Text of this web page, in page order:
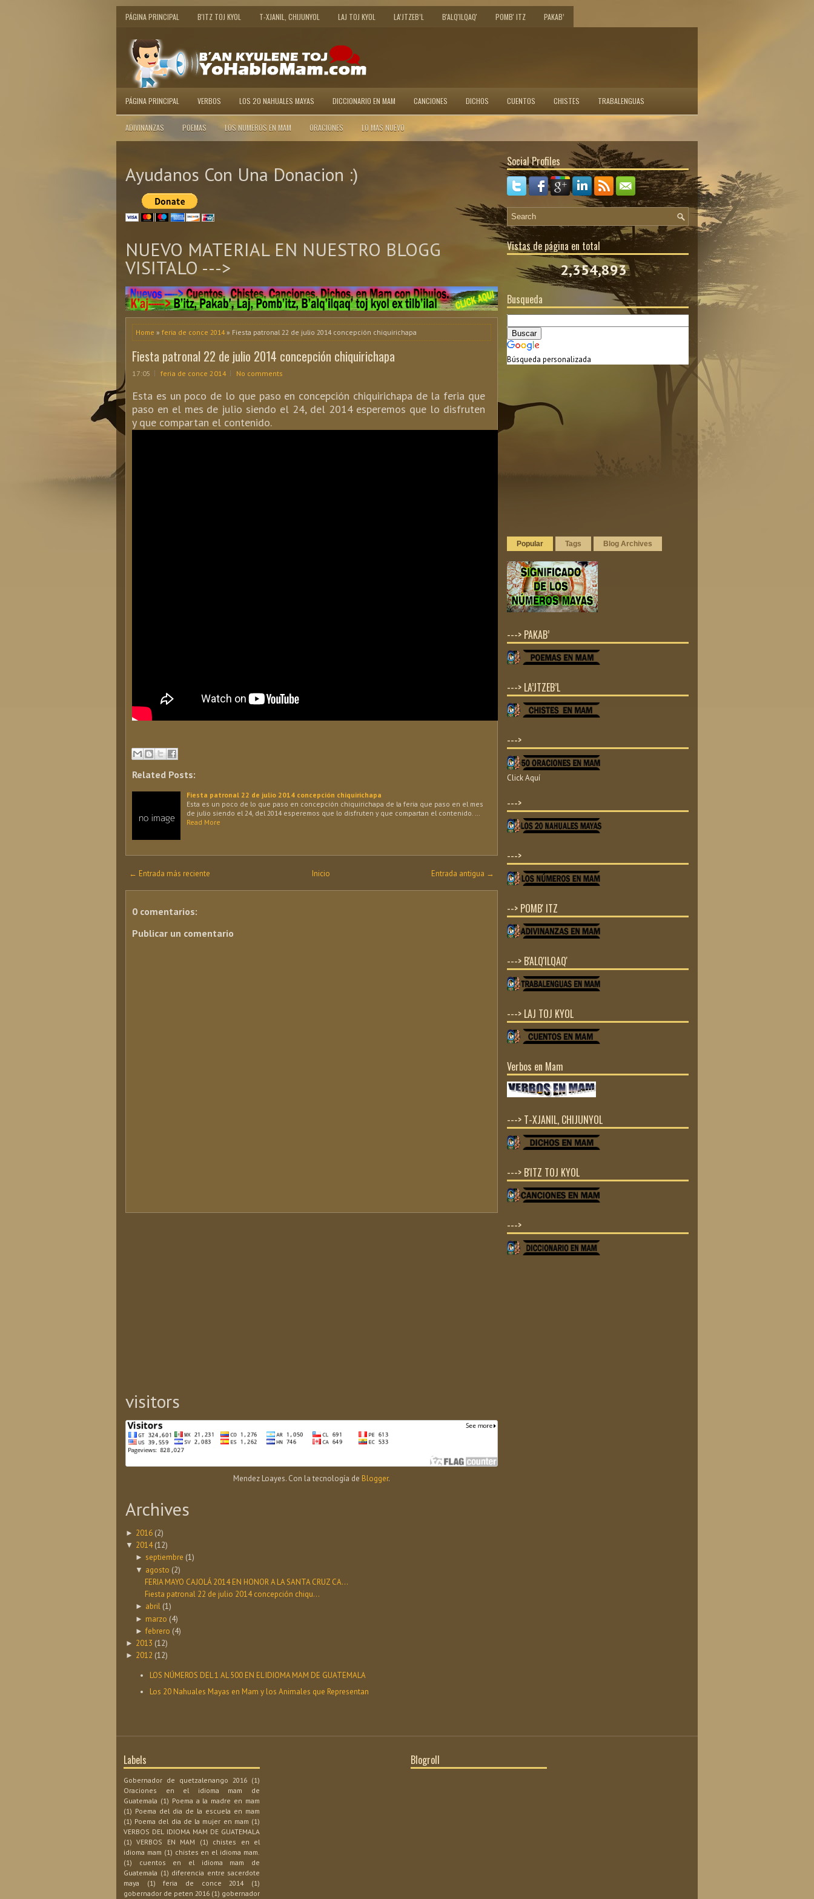
PÁGINA PRINCIPAL B'ITZ TOJ KYOL T-XJANIL, CHIJUNYOL LAJ TOJ KYOL LA’JTZEB’L B'ALQ'ILQAQ' POMB' ITZ PAKAB’
PÁGINA PRINCIPAL VERBOS LOS 20 NAHUALES MAYAS DICCIONARIO EN MAM CANCIONES DICHOS CUENTOS CHISTES TRABALENGUAS
ADIVINANZAS POEMAS LOS NUMEROS EN MAM ORACIONES LO MAS NUEVO
Ayudanos Con Una Donacion :)
NUEVO MATERIAL EN NUESTRO BLOGG
VISITALO --->
Home » feria de conce 2014» Fiesta patronal 22 de julio 2014 concepción chiquirichapa
Fiesta patronal 22 de julio 2014 concepción chiquirichapa
17:05 feria de conce 2014 No comments
Esta es un poco de lo que paso en concepción chiquirichapa de la feria que
paso en el mes de julio siendo el 24, del 2014 esperemos que lo disfruten
y que compartan el contenido.
Related Posts:
Fiesta patronal 22 de julio 2014 concepción chiquirichapa
Esta es un poco de lo que paso en concepción chiquirichapa de la feria que paso en el mes
de julio siendo el 24, del 2014 esperemos que lo disfruten y que compartan el contenido. …
Read More
← Entrada más reciente Entrada antigua →
Inicio
0 comentarios:
Publicar un comentario
visitors
Mendez Loayes. Con la tecnología de Blogger.
Archives
► 2016 (2)
▼ 2014 (12)
► septiembre (1)
▼ agosto (2)
FERIA MAYO CAJOLÁ 2014 EN HONOR A LA SANTA CRUZ CA...
Fiesta patronal 22 de julio 2014 concepción chiqu...
► abril (1)
► marzo (4)
► febrero (4)
► 2013 (12)
► 2012 (12)
LOS NÚMEROS DEL 1 AL 500 EN EL IDIOMA MAM DE GUATEMALA
Los 20 Nahuales Mayas en Mam y los Animales que Representan
Social Profiles
Vistas de página en total
2,354,893
Busqueda
Búsqueda personalizada
Popular Tags Blog Archives
---> PAKAB’
---> LA’JTZEB’L
--->
Click Aquí
--->
--->
--> POMB' ITZ
---> B'ALQ'ILQAQ'
---> LAJ TOJ KYOL
Verbos en Mam
---> T-XJANIL, CHIJUNYOL
---> B'ITZ TOJ KYOL
--->
Labels
Gobernador de quetzalenango 2016 (1)
Oraciones en el idioma mam de
Guatemala (1) Poema a la madre en mam
(1) Poema del dia de la escuela en mam
(1) Poema del dia de la mujer en mam (1)
VERBOS DEL IDIOMA MAM DE GUATEMALA
(1) VERBOS EN MAM (1) chistes en el
idioma mam (1) chistes en el idioma mam.
(1)
cuentos en el idioma mam de
Guatemala (1) diferencia entre sacerdote
maya
(1) feria de conce 2014
(1)
gobernador de peten 2016 (1) gobernador
Blogroll